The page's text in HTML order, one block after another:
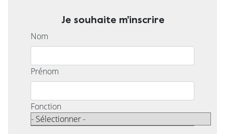
Je souhaite m'inscrire
Nom
Prénom
Fonction